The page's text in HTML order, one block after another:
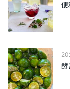
便
酵